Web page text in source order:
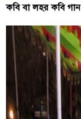
কবি বা লহর কবি গান